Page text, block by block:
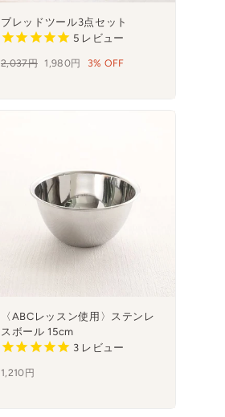
ブレッドツール3点セット
5レビュー
通
2,037円
セ
1,980円 3% OFF
〈ABCレッスン使用〉ステンレ
スボール 15cm
3レビュー
1,210円